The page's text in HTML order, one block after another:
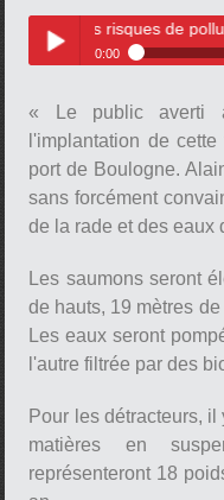
pause
Play /
pause
risques de pollution de
0:00
les risques de pollution
Océan
« Le public averti
l'implantation de
port de Boulogne.
sans forcément
de la rade et des eaux
Les saumons seront
de hauts, 19 mètres
Les eaux seront
l'autre filtrée par des
Pour les détracteurs,
matières en
représenteront 18